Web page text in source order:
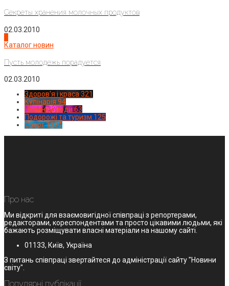
Секреты хранения молочных продуктов
02.03.2010
Каталог новин
Пусть молодежь порадуется
02.03.2010
Здоров'я і краса 321
Кулінарія 94
Новинки моди 63
Подорожі та туризм 125
Спорт1224
Про нас
Ми відкриті для взаємовигідної співпраці з репортерами,
редакторами, кореспондентами та просто цікавими людьми, які
бажають розміщувати власні матеріали на нашому сайті.
01133, Київ, Україна
З питань співпраці звертайтеся до адміністрації сайту "Новини
світу".
Популярні публікації